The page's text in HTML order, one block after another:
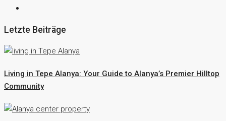
Letzte Beiträge
Living in Tepe Alanya: Your Guide to Alanya’s Premier Hilltop
Community